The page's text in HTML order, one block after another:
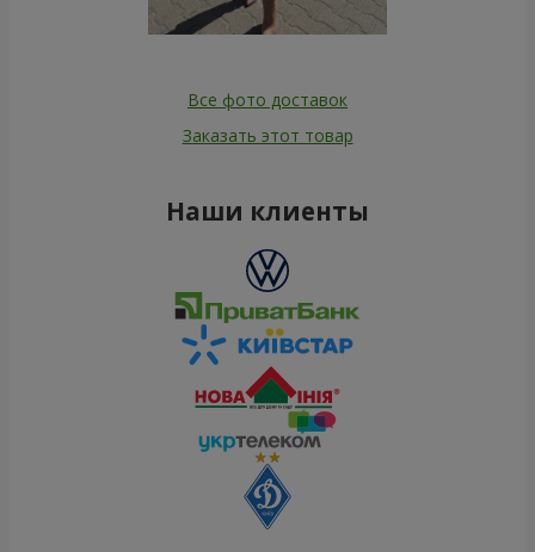
Все фото доставок
Заказать этот товар
Наши клиенты